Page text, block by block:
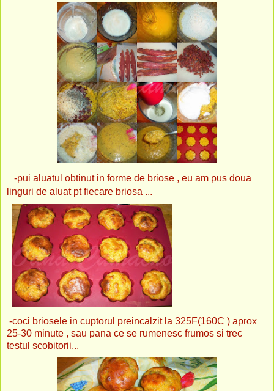
-pui aluatul obtinut in forme de briose , eu am pus doua
linguri de aluat pt fiecare briosa ...
-coci briosele in cuptorul preincalzit la 325F(160C ) aprox
25-30 minute , sau pana ce se rumenesc frumos si trec
testul scobitorii...